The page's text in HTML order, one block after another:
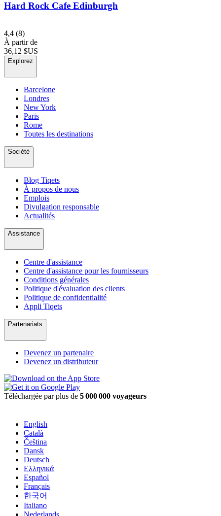
Hard Rock Cafe Edinburgh
4,4 (8)
À partir de
36,12 $US
Explorez
Barcelone
Londres
New York
Paris
Rome
Toutes les destinations
Société
Blog Tiqets
À propos de nous
Emplois
Divulgation responsable
Actualités
Assistance
Centre d'assistance
Centre d'assistance pour les fournisseurs
Conditions générales
Politique d'évaluation des clients
Politique de confidentialité
Appli Tiqets
Partenariats
Devenez un partenaire
Devenez un distributeur
Téléchargée par plus de 5 000 000 voyageurs
English
Català
Čeština
Dansk
Deutsch
Ελληνικά
Español
Français
한국어
Italiano